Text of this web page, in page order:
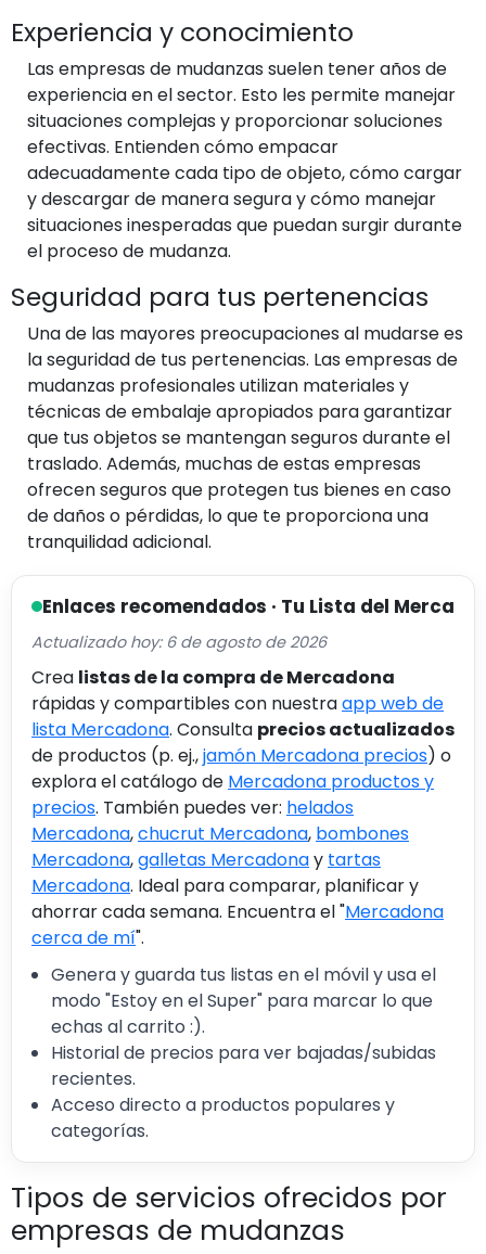
Experiencia y conocimiento
Las empresas de mudanzas suelen tener años de
experiencia en el sector. Esto les permite manejar
situaciones complejas y proporcionar soluciones
efectivas. Entienden cómo empacar
adecuadamente cada tipo de objeto, cómo cargar
y descargar de manera segura y cómo manejar
situaciones inesperadas que puedan surgir durante
el proceso de mudanza.
Seguridad para tus pertenencias
Una de las mayores preocupaciones al mudarse es
la seguridad de tus pertenencias. Las empresas de
mudanzas profesionales utilizan materiales y
técnicas de embalaje apropiados para garantizar
que tus objetos se mantengan seguros durante el
traslado. Además, muchas de estas empresas
ofrecen seguros que protegen tus bienes en caso
de daños o pérdidas, lo que te proporciona una
tranquilidad adicional.
Enlaces recomendados · Tu Lista del Merca
Actualizado hoy: 6 de agosto de 2026
Crea listas de la compra de Mercadona
rápidas y compartibles con nuestraapp web de
lista Mercadona. Consulta precios actualizados
de productos (p. ej.,jamón Mercadona precios) o
explora el catálogo de Mercadona productos y
precios. También puedes ver: helados
Mercadona,chucrut Mercadona, bombones
Mercadona,galletas Mercadonay tartas
Mercadona. Ideal para comparar, planificar y
ahorrar cada semana. Encuentra el "Mercadona
cerca de mí".
Genera y guarda tus listas en el móvil y usa el
modo "Estoy en el Super" para marcar lo que
echas al carrito :).
Historial de precios para ver bajadas/subidas
recientes.
Acceso directo a productos populares y
categorías.
Tipos de servicios ofrecidos por
empresas de mudanzas